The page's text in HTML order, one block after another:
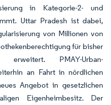
in Kategorie-2- und
Uttar Pradesh ist dabei,
von Millionen von
für bisher
erweitert. PMAY-Urban-
an Fahrt in nördlichen
Angebot in gesetzlichen
Eigenheimbesitz. Der